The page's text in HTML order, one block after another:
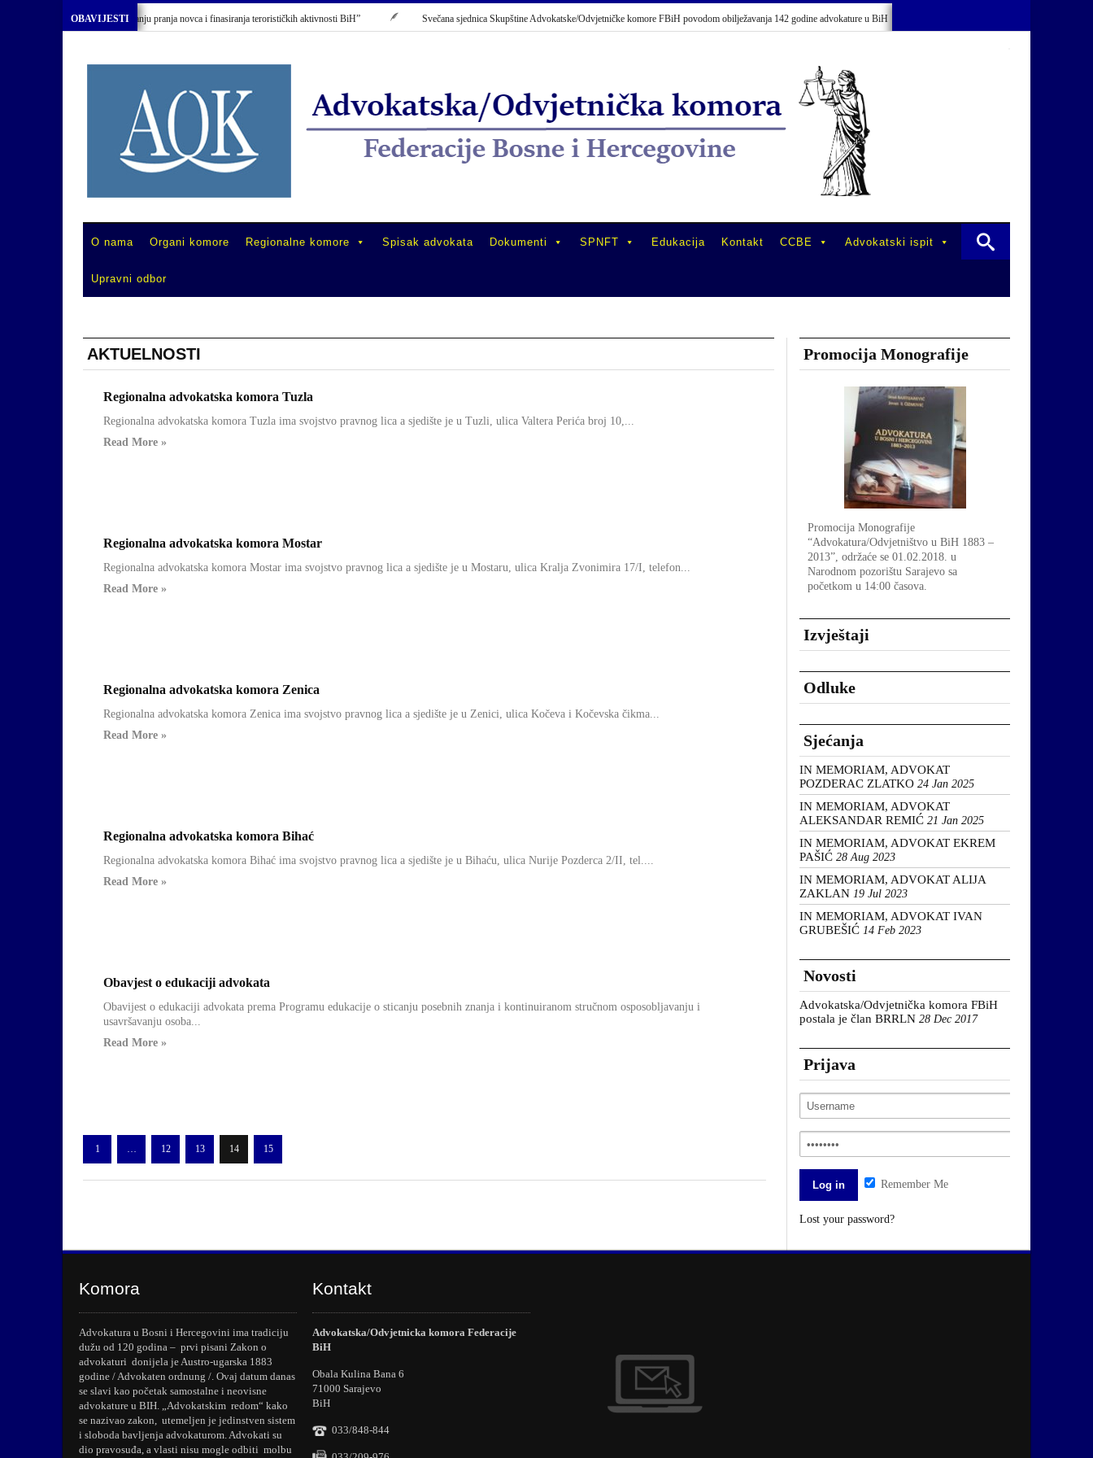
OBAVIJESTI
“Primjena Zakona o sprečavanju pranja novca i finasiranja terorističkih aktivnosti BiH” Svečana sjednica Skupštine Advokatske/Odvjetničke komore FBiH povodom obilježavanja 142 godine advokature u BiH
O nama Organi komore Regionalne komore Spisak advokata Dokumenti SPNFT Edukacija Kontakt CCBE Advokatski ispit
Upravni odbor
AKTUELNOSTI
Komore
Regionalna advokatska komora Tuzla
Regionalna advokatska komora Tuzla ima svojstvo pravnog lica a sjedište je u Tuzli, ulica Valtera Perića broj 10,...
Read More »
Komore
Regionalna advokatska komora Mostar
Regionalna advokatska komora Mostar ima svojstvo pravnog lica a sjedište je u Mostaru, ulica Kralja Zvonimira 17/I, telefon...
Read More »
Komore
Regionalna advokatska komora Zenica
Regionalna advokatska komora Zenica ima svojstvo pravnog lica a sjedište je u Zenici, ulica Kočeva i Kočevska čikma...
Read More »
Komore
Regionalna advokatska komora Bihać
Regionalna advokatska komora Bihać ima svojstvo pravnog lica a sjedište je u Bihaću, ulica Nurije Pozderca 2/II, tel....
Read More »
Obavjest o edukaciji advokata
Obavijest o edukaciji advokata prema Programu edukacije o sticanju posebnih znanja i kontinuiranom stručnom osposobljavanju i
usavršavanju osoba...
Read More »
1 … 12 13 14 15
Promocija Monografije
Promocija Monografije
“Advokatura/Odvjetništvo u BiH 1883 –
2013”, održaće se 01.02.2018. u
Narodnom pozorištu Sarajevo sa
početkom u 14:00 časova.
Izvještaji
Odluke
Sjećanja
IN MEMORIAM, ADVOKAT
POZDERAC ZLATKO 24 Jan 2025
IN MEMORIAM, ADVOKAT
ALEKSANDAR REMIĆ 21 Jan 2025
IN MEMORIAM, ADVOKAT EKREM
PAŠIĆ 28 Aug 2023
IN MEMORIAM, ADVOKAT ALIJA
ZAKLAN 19 Jul 2023
IN MEMORIAM, ADVOKAT IVAN
GRUBEŠIĆ 14 Feb 2023
Novosti
Advokatska/Odvjetnička komora FBiH
postala je član BRRLN 28 Dec 2017
Prijava
Remember Me
Lost your password?
Komora
Advokatura u Bosni i Hercegovini ima tradiciju
dužu od 120 godina – prvi pisani Zakon o
advokaturi donijela je Austro-ugarska 1883
godine / Advokaten ordnung /. Ovaj datum danas
se slavi kao početak samostalne i neovisne
advokature u BIH. „Advokatskim redom“ kako
se nazivao zakon, utemeljen je jedinstven sistem
i sloboda bavljenja advokaturom. Advokati su
dio pravosuđa, a vlasti nisu mogle odbiti molbu
Kontakt
Advokatska/Odvjetnicka komora Federacije
BiH
Obala Kulina Bana 6
71000 Sarajevo
BiH
033/848-844